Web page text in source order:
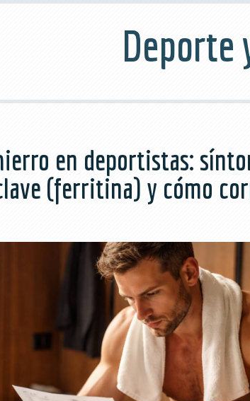
Deporte
en deportistas:
(ferritina) y cómo